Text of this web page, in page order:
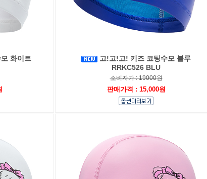
화이트
고!고!고! 키즈 코팅수모 블루
RRKC526 BLU
소비자가 : 19000원
판매가격 : 15,000원